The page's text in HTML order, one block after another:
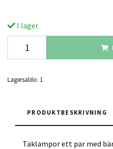
I lager.
Lagersaldo: 1
PRODUKTBESKRIVNING
Taklampor ett par med